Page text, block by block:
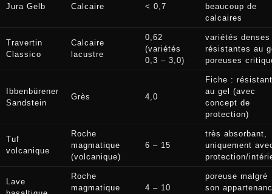
Jura Gelb Calcaire < 0,7
beaucoup de
calcaires
Travertin
Classico
Calcaire
lacustre
0,62
(variétés
0,3 – 3,0)
variétés denses
résistantes au
poreuses
Ibbenbürener
Sandstein
Grès 4,0
Fiche : résistant
au gel (avec
concept de
protection)
Tuf
volcanique
Roche
magmatique
(volcanique)
6 – 15
très absorbant,
uniquement
protection/
Lave
Roche
magmatique
4 – 10
poreuse malgré
son